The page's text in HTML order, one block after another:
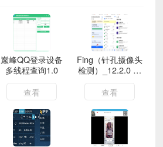
巅峰QQ登录设备
多线程查询1.0
查看
Fing（针孔摄像头
检测）_12.2.0 保
护您住酒店的隐安
全
查看